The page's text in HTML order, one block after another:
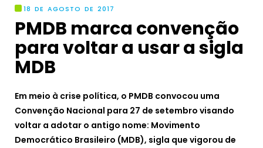
18 DE AGOSTO DE 2017
PMDB marca convenção
para voltar a usar a sigla
MDB
Em meio à crise política, o PMDB convocou uma
Convenção Nacional para 27 de setembro visando
voltar a adotar o antigo nome: Movimento
Democrático Brasileiro (MDB), sigla que vigorou de